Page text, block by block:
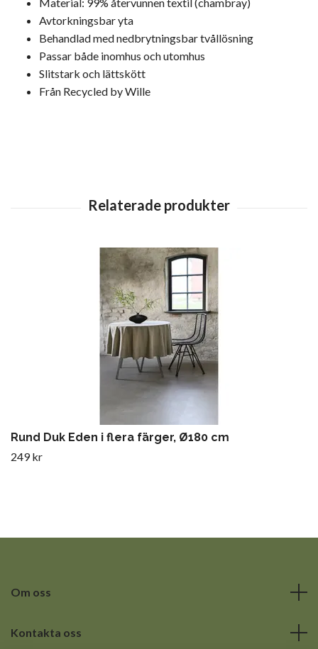
Material: 99% återvunnen textil (chambray)
Avtorkningsbar yta
Behandlad med nedbrytningsbar tvållösning
Passar både inomhus och utomhus
Slitstark och lättskött
Från Recycled by Wille
Rund Duk Eden i flera färger, Ø180 cm
249 kr
Om oss
Kontakta oss